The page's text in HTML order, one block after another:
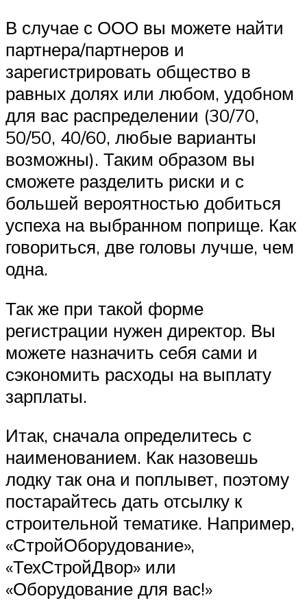
В случае с ООО вы можете найти
партнера/партнеров и
зарегистрировать общество в
равных долях или любом, удобном
для вас распределении (30/70,
50/50, 40/60, любые варианты
возможны). Таким образом вы
сможете разделить риски и с
большей вероятностью добиться
успеха на выбранном поприще. Как
говориться, две головы лучше, чем
одна.
Так же при такой форме
регистрации нужен директор. Вы
можете назначить себя сами и
сэкономить расходы на выплату
зарплаты.
Итак, сначала определитесь с
наименованием. Как назовешь
лодку так она и поплывет, поэтому
постарайтесь дать отсылку к
строительной тематике. Например,
«СтройОборудование»,
«ТехСтройДвор» или
«Оборудование для вас!»